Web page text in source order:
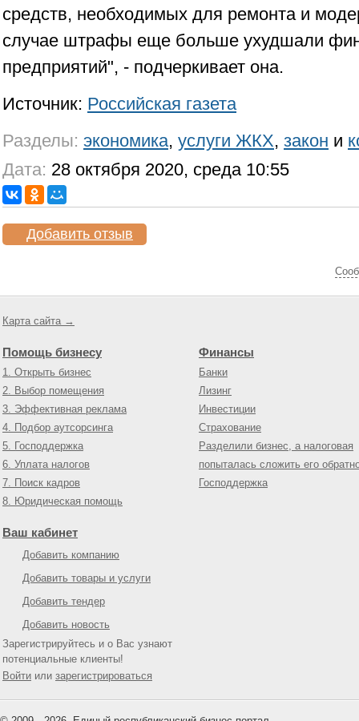
средств, необходимых для ремонта и
случае штрафы еще больше ухудшали
предприятий", - подчеркивает она.
Источник: Российская газета
Разделы: экономика, услуги ЖКХ, закон и
Дата: 28 октября 2020, среда 10:55
Добавить отзыв
Карта сайта →
Помощь бизнесу
1. Открыть бизнес
2. Выбор помещения
3. Эффективная реклама
4. Подбор аутсорсинга
5. Господдержка
6. Уплата налогов
7. Поиск кадров
8. Юридическая помощь
Финансы
Банки
Лизинг
Инвестиции
Страхование
Разделили бизнес, а налоговая
попыталась сложить его
Господдержка
Ваш кабинет
Добавить компанию
Добавить товары и услуги
Добавить тендер
Добавить новость
Зарегистрируйтесь и о Вас узнают
потенциальные клиенты!
Войти или зарегистрироваться